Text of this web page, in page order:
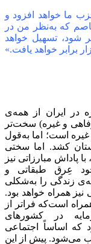
ما خواهد افزود و
که به‌نظر من در
شود، تسهیل خواهد
برابر خواهد یافت.»
در ایران از همه‌ی
و غیره) سخت‌تر
غیره است؛ اما به‌قول
کشد. اما سختی
پاداش مبارزاتی نیز
عِرق طبقاتی و
زندگی را به‌شکلی
همراه خواهد بود.
است‌که فراتر از
در کشورهای
که اساساً اجتماعی
می‌شود. پیش از این